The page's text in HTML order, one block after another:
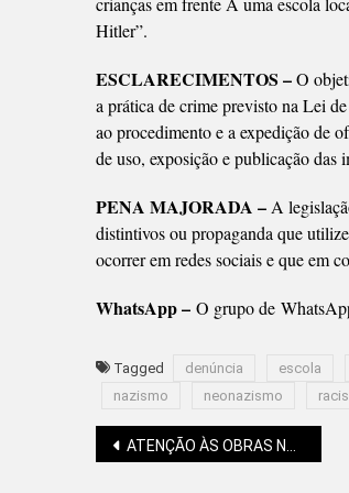
Hitler”.
ESCLARECIMENTOS –O
a prática de crime previsto na Lei
ao procedimento e a expedição de
de uso, exposição e publicação das
PENA MAJORADA – A
distintivos ou propaganda que
ocorrer em redes sociais e que em
WhatsApp – O grupo de
Tagged denúncia escola
nazismo
neonazismo
ATENÇÃO ÀS OBRAS NA KAESEMODEL